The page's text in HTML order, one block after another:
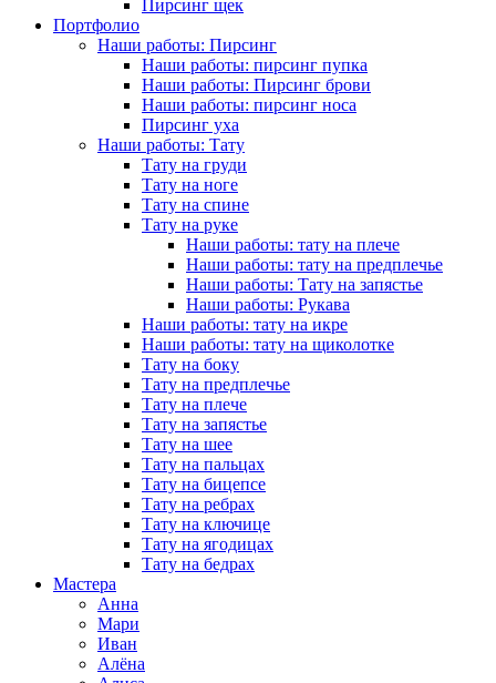
Пирсинг щек
Портфолио
Наши работы: Пирсинг
Наши работы: пирсинг пупка
Наши работы: Пирсинг брови
Наши работы: пирсинг носа
Пирсинг уха
Наши работы: Тату
Тату на груди
Тату на ноге
Тату на спине
Тату на руке
Наши работы: тату на плече
Наши работы: тату на предплечье
Наши работы: Тату на запястье
Наши работы: Рукава
Наши работы: тату на икре
Наши работы: тату на щиколотке
Тату на боку
Тату на предплечье
Тату на плече
Тату на запястье
Тату на шее
Тату на пальцах
Тату на бицепсе
Тату на ребрах
Тату на ключице
Тату на ягодицах
Тату на бедрах
Мастера
Анна
Мари
Иван
Алёна